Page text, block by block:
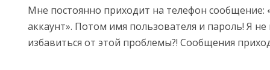
Мне постоянно приходит на телефон сообщение:
аккаунт». Потом имя пользователя и пароль! Я
избавиться от этой проблемы?! Сообщения